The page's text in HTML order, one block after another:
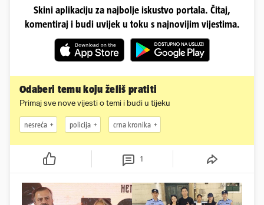
Skini aplikaciju za najbolje iskustvo portala. Čitaj,
komentiraj i budi uvijek u toku s najnovijim vijestima.
Odaberi temu koju želiš pratiti
Primaj sve nove vijesti o temi i budi u tijeku
nesreća policija crna kronika
1